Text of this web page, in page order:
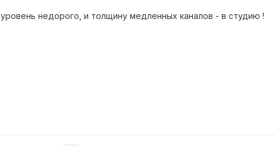
уровень недорого, и толщину медленных каналов - в студию !